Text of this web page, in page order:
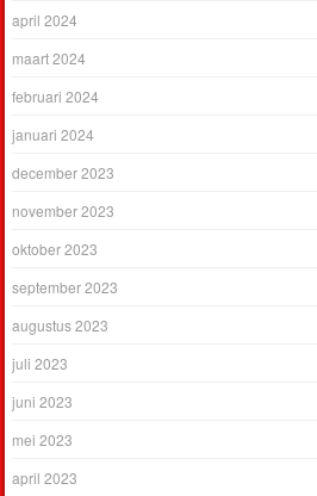
april 2024
maart 2024
februari 2024
januari 2024
december 2023
november 2023
oktober 2023
september 2023
augustus 2023
juli 2023
juni 2023
mei 2023
april 2023